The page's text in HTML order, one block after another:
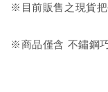
※目前販售之現貨
※商品僅含 不鏽鋼